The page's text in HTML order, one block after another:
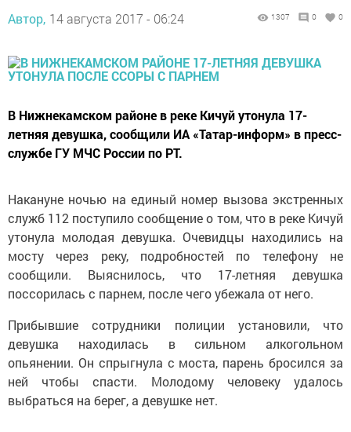
Автор, 14 августа 2017 - 06:24 1307 0 0
В Нижнекамском районе в реке Кичуй утонула 17-
летняя девушка, сообщили ИА «Татар-информ» в пресс-
службе ГУ МЧС России по РТ.
Накануне ночью на единый номер вызова экстренных
служб 112 поступило сообщение о том, что в реке Кичуй
утонула молодая девушка. Очевидцы находились на
мосту через реку, подробностей по телефону не
сообщили. Выяснилось, что 17-летняя девушка
поссорилась с парнем, после чего убежала от него.
Прибывшие сотрудники полиции установили, что
девушка находилась в сильном алкогольном
опьянении. Он спрыгнула с моста, парень бросился за
ней чтобы спасти. Молодому человеку удалось
выбраться на берег, а девушке нет.